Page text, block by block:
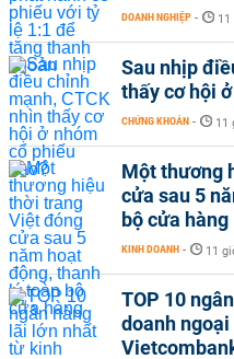
DOANH NGHIỆP -
Sau nhịp
thấy cơ hội
CHỨNG KHOÁN - 11
Một thương
cửa sau 5
bộ cửa hàng
KINH DOANH - 11
TOP 10
doanh